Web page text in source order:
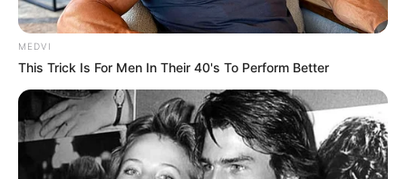
MEDVI
This Trick Is For Men In Their 40's To Perform Better